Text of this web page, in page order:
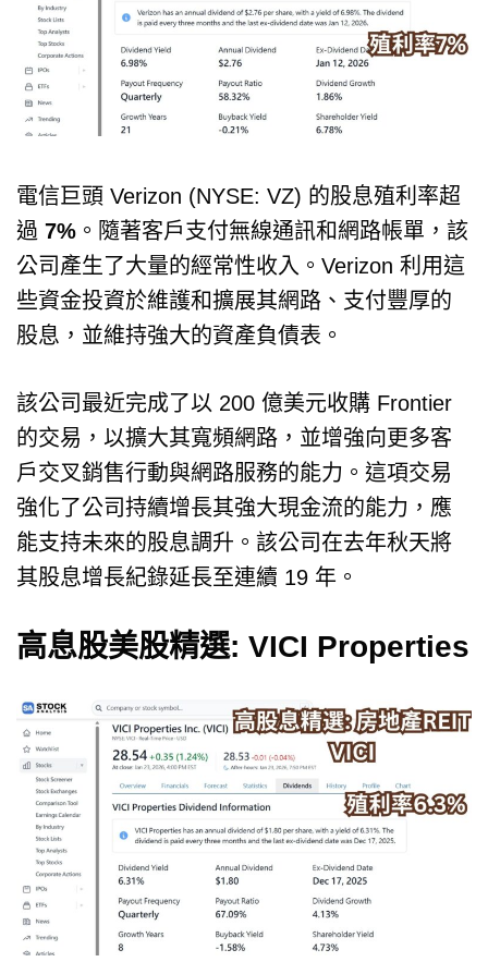
電信巨頭 Verizon (NYSE: VZ) 的股息殖利率超
過 7% 。隨著客戶支付無線通訊和網路帳單，該
公司產生了大量的經常性收入。Verizon 利用這
些資金投資於維護和擴展其網路、支付豐厚的
股息，並維持強大的資產負債表。
該公司最近完成了以 200 億美元收購 Frontier
的交易，以擴大其寬頻網路，並增強向更多客
戶交叉銷售行動與網路服務的能力。這項交易
強化了公司持續增長其強大現金流的能力，應
能支持未來的股息調升。該公司在去年秋天將
其股息增長紀錄延長至連續 19 年。
高息股美股精選: VICI Properties